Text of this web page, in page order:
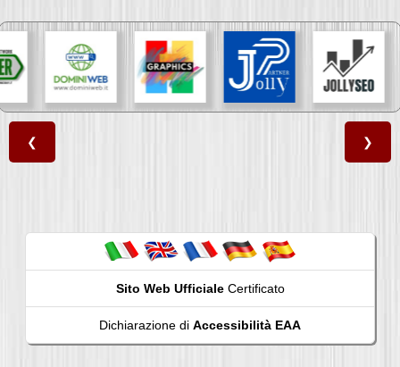
❮ ❯
Sito Web UfficialeCertificato
Dichiarazione di Accessibilità EAA